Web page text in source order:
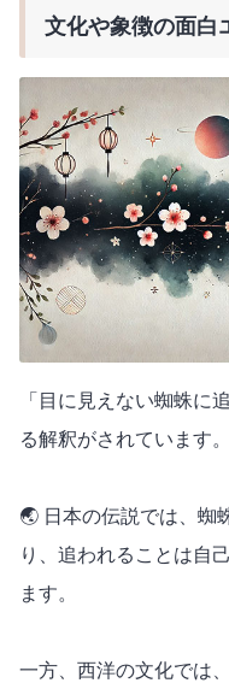
文化や象徴の面白
「目に見えない蜘蛛に
る解釈がされています。
🌏 日本の伝説では、蜘
り、追われることは自
ます。
一方、西洋の文化では